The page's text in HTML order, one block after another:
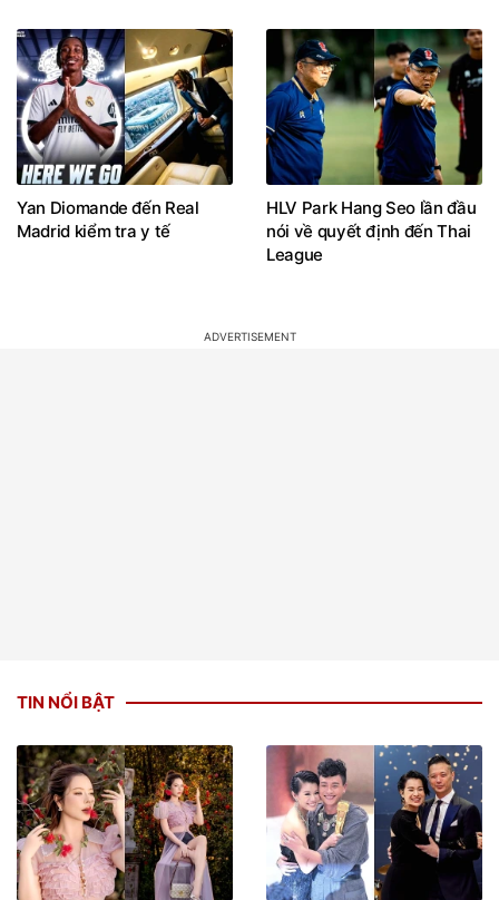
Yan Diomande đến Real
Madrid kiểm tra y tế
HLV Park Hang Seo lần đầu
nói về quyết định đến Thai
League
TIN NỔI BẬT